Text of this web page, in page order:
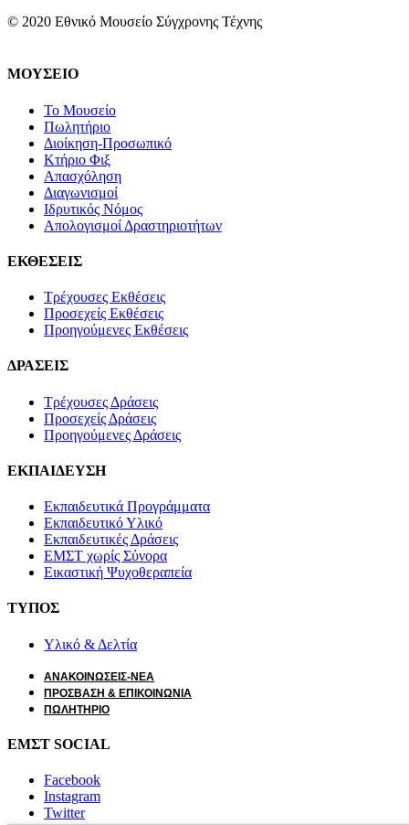
© 2020 Εθνικό Μουσείο Σύγχρονης Τέχνης
ΜΟΥΣΕΙΟ
Το Μουσείο
Πωλητήριο
Διοίκηση-Προσωπικό
Κτήριο Φιξ
Απασχόληση
Διαγωνισμοί
Ιδρυτικός Νόμος
Απολογισμοί Δραστηριοτήτων
ΕΚΘΕΣΕΙΣ
Τρέχουσες Εκθέσεις
Προσεχείς Εκθέσεις
Προηγούμενες Εκθέσεις
ΔΡΑΣΕΙΣ
Τρέχουσες Δράσεις
Προσεχείς Δράσεις
Προηγούμενες Δράσεις
ΕΚΠΑΙΔΕΥΣΗ
Εκπαιδευτικά Προγράμματα
Εκπαιδευτικό Υλικό
Εκπαιδευτικές Δράσεις
ΕΜΣΤ χωρίς Σύνορα
Εικαστική Ψυχοθεραπεία
ΤΥΠΟΣ
Υλικό & Δελτία
ΑΝΑΚΟΙΝΩΣΕΙΣ-ΝΕΑ
ΠΡΟΣΒΑΣΗ & ΕΠΙΚΟΙΝΩΝΙΑ
ΠΩΛΗΤΗΡΙΟ
ΕΜΣΤ SOCIAL
Facebook
Instagram
Twitter